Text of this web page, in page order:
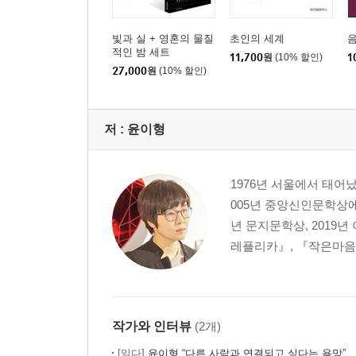
빛과 실 + 영혼의 물질
적인 밤 세트
27,000원 (10% 할인)
초인의 세계
11,700원 (10% 할인)
저 : 윤이형
1976년 서울에서 태어
005년 중앙신인문학상
년 문지문학상, 2019년
레플리카』, 『작은마
작가와 인터뷰 (2개)
[읽다] 윤이형 “다른 사람과 연결되고 싶다는 욕망”